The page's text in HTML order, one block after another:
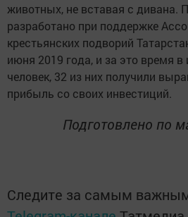
животных, не вставая с дивана.
разработано при поддержке
крестьянских подворий
июня 2019 года, и за это время в
человек, 32 из них получили
прибыль со своих инвестиций.
Подготовлено по
Следите за самым